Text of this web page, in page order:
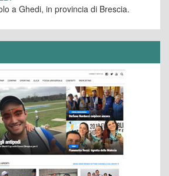
a Ghedi, in provincia di Brescia.